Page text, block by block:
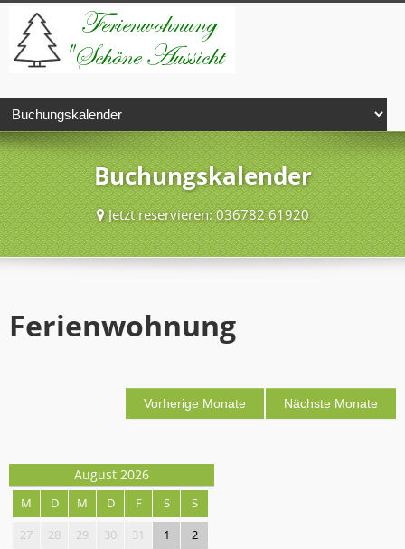
Buchungskalender
Jetzt reservieren: 036782 61920
Ferienwohnung
Vorherige Monate Nächste Monate
August 2026
M D M D F S
S
27
28 29 30 31 1
2